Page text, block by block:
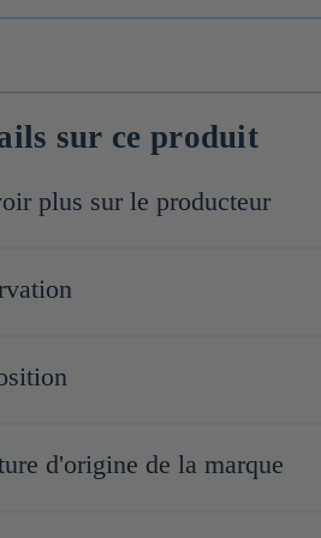
sur ce produit
plus sur le producteur
Edo, en 1689, par Suzuki Matsuemoto,
à l'abri de la lumière, de la
riz koji (Japon)
d'origine de la marque